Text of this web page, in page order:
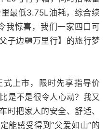
最低3.75L油耗，综合续
我惊喜，我们一家四口可
子边疆万里行】的旅行梦
式上市，限时先享指导价
是不是很令人心动？我又
时把家人的安全、舒适、
能感受得到“父爱如山”的